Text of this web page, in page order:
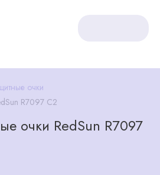
очки
R7097 C2
очки RedSun R7097